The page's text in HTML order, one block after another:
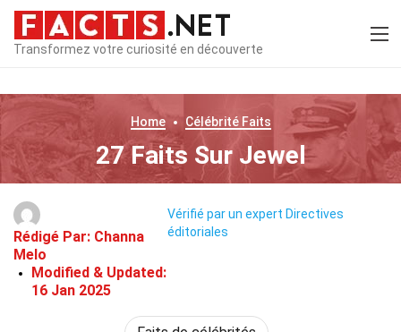
Transformez votre curiosité en découverte
Home CélébritéFaits
27 Faits Sur Jewel
Rédigé Par: Channa
Melo
Modified & Updated:
16 Jan 2025
Vérifié par un expert Directives
éditoriales